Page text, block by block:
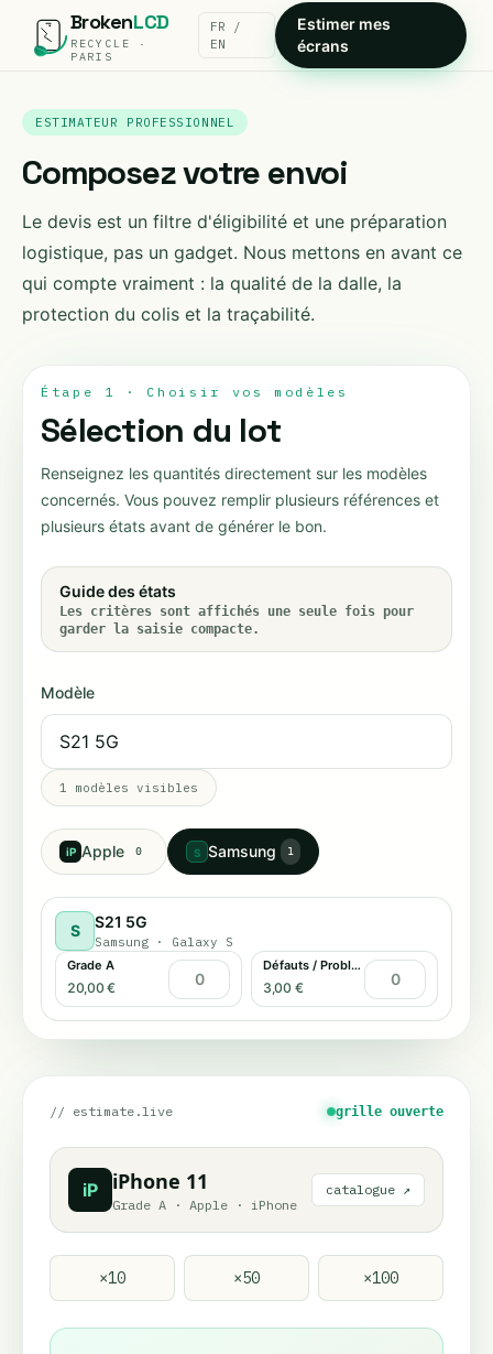
BrokenLCD
RECYCLE ·
PARIS
FR /
EN
Estimer mes
écrans
ESTIMATEUR PROFESSIONNEL
Composez votre envoi
Le devis est un filtre d'éligibilité et une préparation
logistique, pas un gadget. Nous mettons en avant ce
qui compte vraiment : la qualité de la dalle, la
protection du colis et la traçabilité.
Étape 1 · Choisir vos modèles
Sélection du lot
Renseignez les quantités directement sur les modèles
concernés. Vous pouvez remplir plusieurs références et
plusieurs états avant de générer le bon.
Guide des états
Les critères sont affichés une seule fois pour
garder la saisie compacte.
Modèle
1 modèles visibles
iP Apple 0 S Samsung 1
S S21 5G
Samsung · Galaxy S
Grade A
20,00 €
Défauts / Problème tactile
3,00 €
// estimate.live grille ouverte
iP iPhone 11
Grade A · Apple · iPhone
catalogue ↗
×10 ×50 ×100